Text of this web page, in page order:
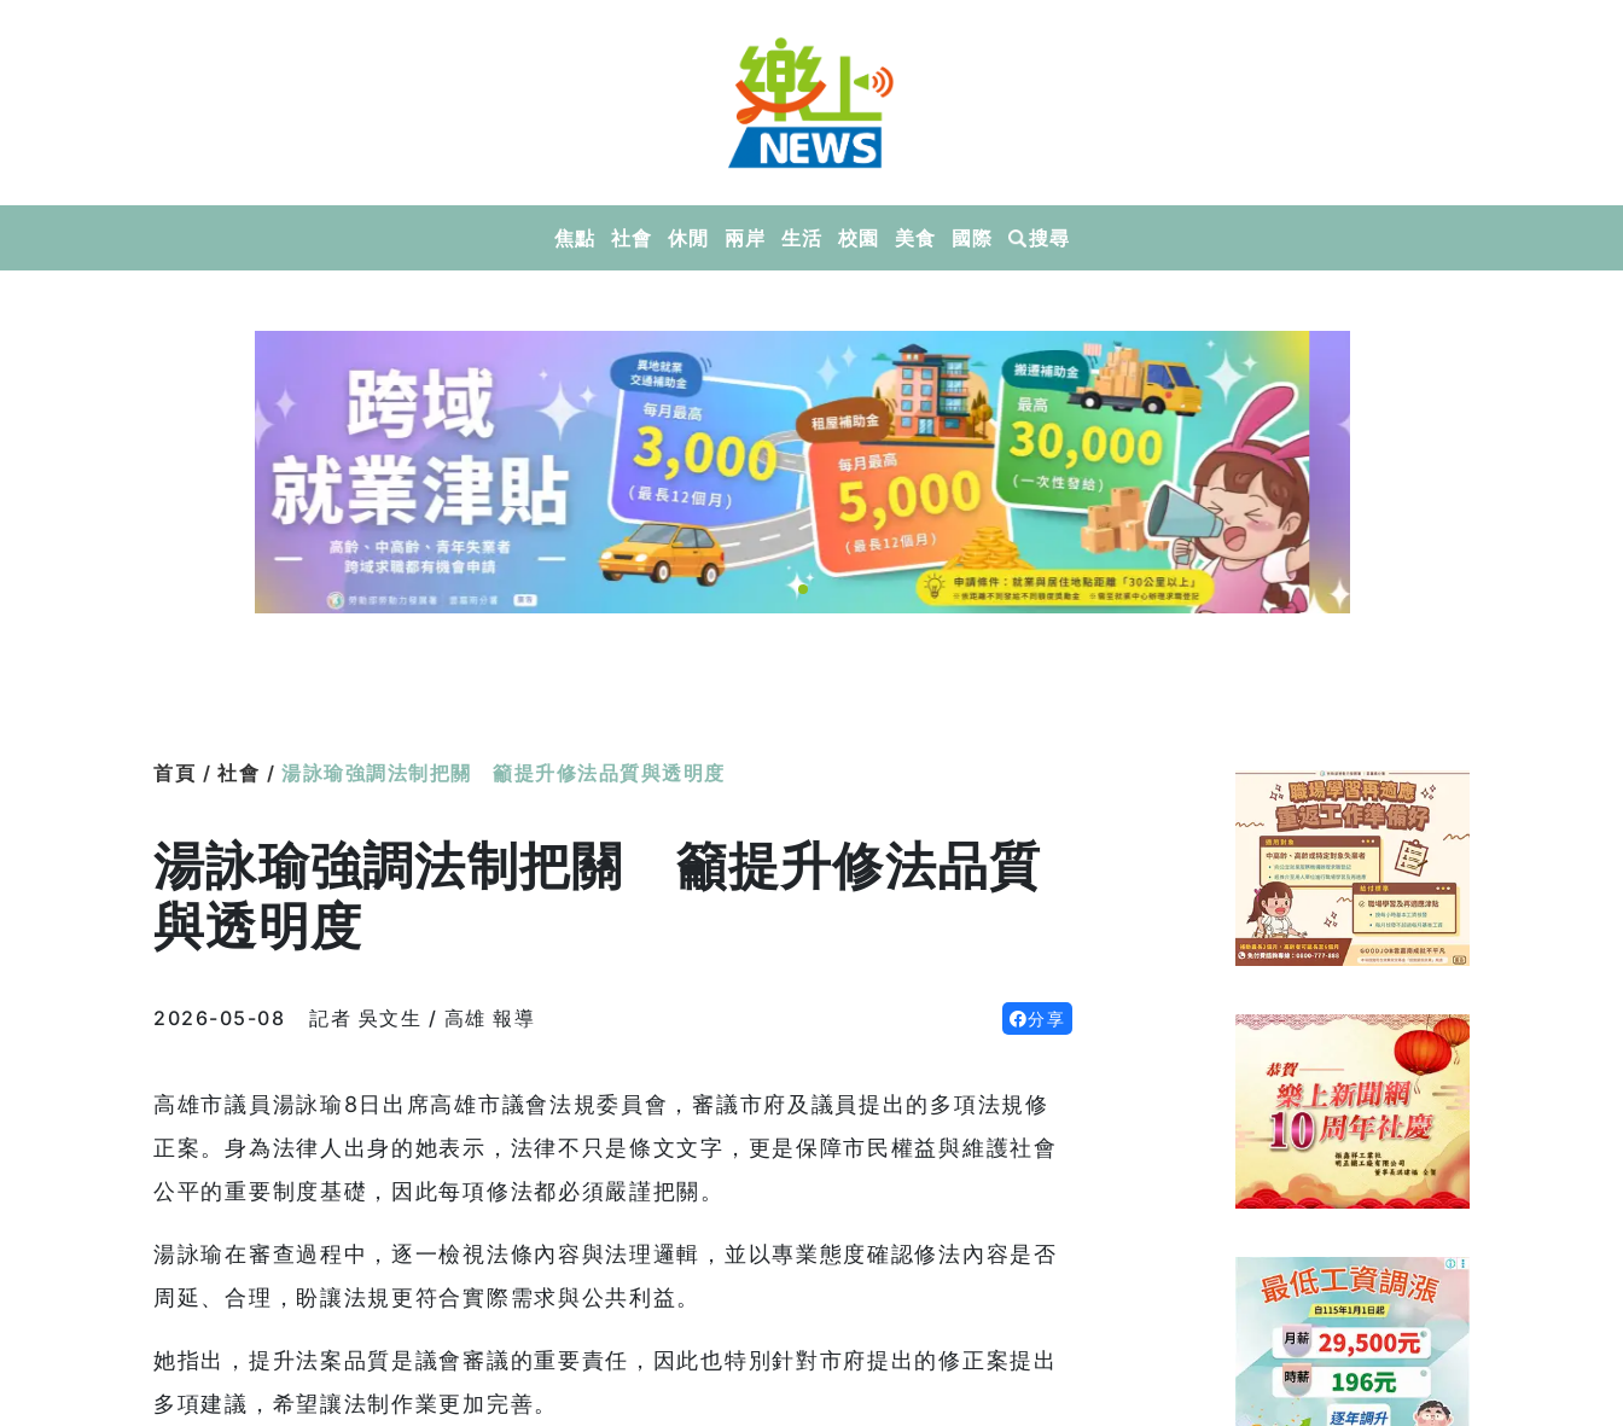
焦點 社會 休閒 兩岸 生活 校園 美食 國際 搜尋
首頁 / 社會 / 湯詠瑜強調法制把關 籲提升修法品質與透明度
湯詠瑜強調法制把關 籲提升修法品質
與透明度
2026-05-08 記者 吳文生 / 高雄 報導 分享
高雄市議員湯詠瑜8日出席高雄市議會法規委員會，審議市府及議員提出的多項法規修
正案。身為法律人出身的她表示，法律不只是條文文字，更是保障市民權益與維護社會
公平的重要制度基礎，因此每項修法都必須嚴謹把關。
湯詠瑜在審查過程中，逐一檢視法條內容與法理邏輯，並以專業態度確認修法內容是否
周延、合理，盼讓法規更符合實際需求與公共利益。
她指出，提升法案品質是議會審議的重要責任，因此也特別針對市府提出的修正案提出
多項建議，希望讓法制作業更加完善。